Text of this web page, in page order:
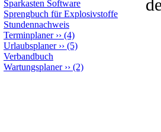
Sparkasten Software
Sprengbuch für Explosivstoffe
Stundennachweis
Terminplaner›› (4)
Urlaubsplaner›› (5)
Verbandbuch
Wartungsplaner›› (2)